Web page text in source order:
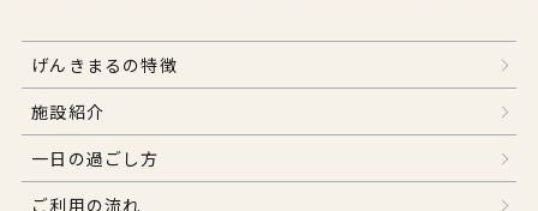
げんきまるの特徴
施設紹介
一日の過ごし方
ご利用の流れ